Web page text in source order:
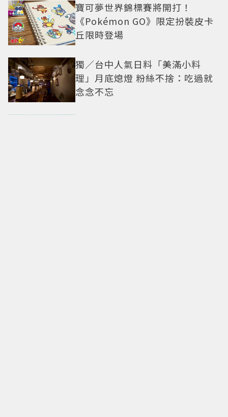
寶可夢世界錦標賽將開打！
《Pokémon GO》限定扮裝皮卡
丘限時登場
獨／台中人氣日料「美滿小料
理」月底熄燈 粉絲不捨：吃過就
念念不忘